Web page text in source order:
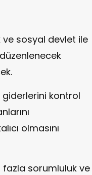
ve sosyal devlet ile
kontrol
olmasını
fazla sorumluluk ve